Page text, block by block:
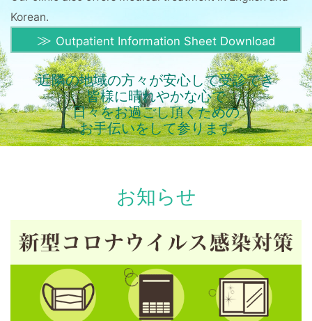
Korean.
Outpatient Information Sheet Download
近隣の地域の方々が安心して受診でき
皆様に晴れやかな心で
日々をお過ごし頂くための
お手伝いをして参ります
お知らせ